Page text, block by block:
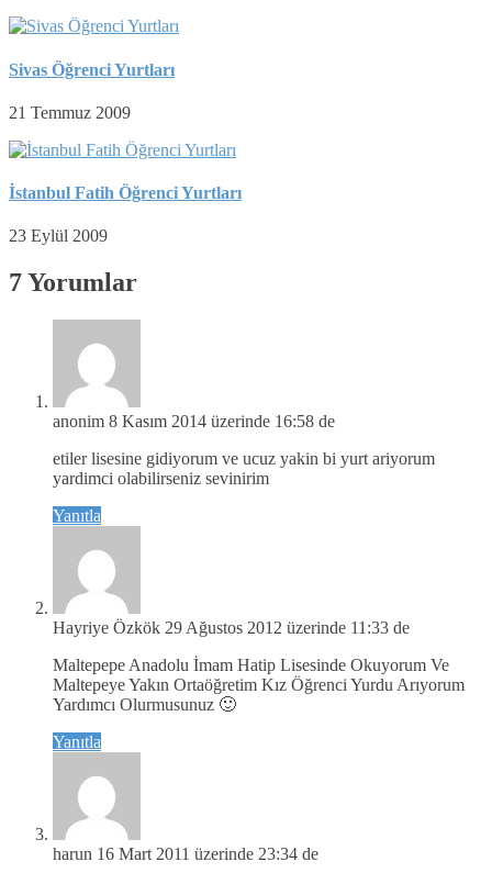
Sivas Öğrenci Yurtları
21 Temmuz 2009
İstanbul Fatih Öğrenci Yurtları
23 Eylül 2009
7 Yorumlar
anonim 8 Kasım 2014 üzerinde 16:58 de
etiler lisesine gidiyorum ve ucuz yakin bi yurt ariyorum
yardimci olabilirseniz sevinirim
Yanıtla
Hayriye Özkök 29 Ağustos 2012 üzerinde 11:33 de
Maltepepe Anadolu İmam Hatip Lisesinde Okuyorum Ve
Maltepeye Yakın Ortaöğretim Kız Öğrenci Yurdu Arıyorum
Yardımcı Olurmusunuz 🙂
Yanıtla
harun 16 Mart 2011 üzerinde 23:34 de